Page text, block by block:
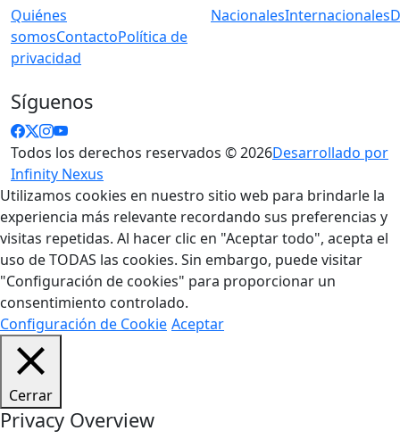
Quiénes
somosContactoPolítica de
privacidad
NacionalesInternacionales
Síguenos
Todos los derechos reservados © 2026Desarrollado por
Infinity Nexus
Utilizamos cookies en nuestro sitio web para brindarle la
experiencia más relevante recordando sus preferencias y
visitas repetidas. Al hacer clic en "Aceptar todo", acepta el
uso de TODAS las cookies. Sin embargo, puede visitar
"Configuración de cookies" para proporcionar un
consentimiento controlado.
Configuración de Cookie Aceptar
Cerrar
Privacy Overview